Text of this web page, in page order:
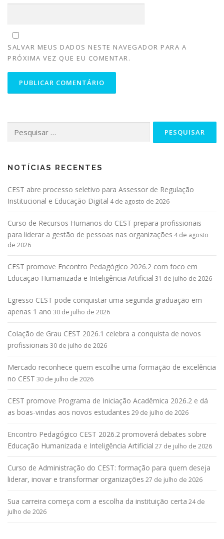
SALVAR MEUS DADOS NESTE NAVEGADOR PARA A
PRÓXIMA VEZ QUE EU COMENTAR.
NOTÍCIAS RECENTES
CEST abre processo seletivo para Assessor de Regulação
Institucional e Educação Digital 4 de agosto de 2026
Curso de Recursos Humanos do CEST prepara profissionais
para liderar a gestão de pessoas nas organizações 4 de agosto
de 2026
CEST promove Encontro Pedagógico 2026.2 com foco em
Educação Humanizada e Inteligência Artificial 31 de julho de 2026
Egresso CEST pode conquistar uma segunda graduação em
apenas 1 ano 30 de julho de 2026
Colação de Grau CEST 2026.1 celebra a conquista de novos
profissionais 30 de julho de 2026
Mercado reconhece quem escolhe uma formação de excelência
no CEST 30 de julho de 2026
CEST promove Programa de Iniciação Acadêmica 2026.2 e dá
as boas-vindas aos novos estudantes 29 de julho de 2026
Encontro Pedagógico CEST 2026.2 promoverá debates sobre
Educação Humanizada e Inteligência Artificial 27 de julho de 2026
Curso de Administração do CEST: formação para quem deseja
liderar, inovar e transformar organizações 27 de julho de 2026
Sua carreira começa com a escolha da instituição certa 24 de
julho de 2026